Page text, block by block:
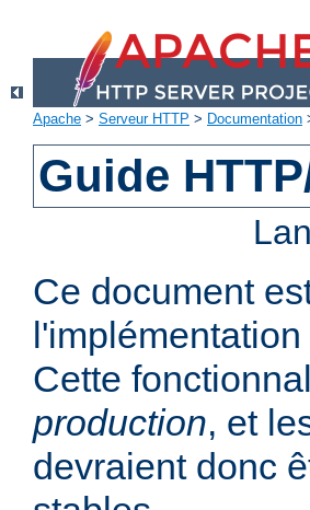
Apache > Serveur HTTP > Documentation
Guide
Ce document
Cette
production, et
devraient donc